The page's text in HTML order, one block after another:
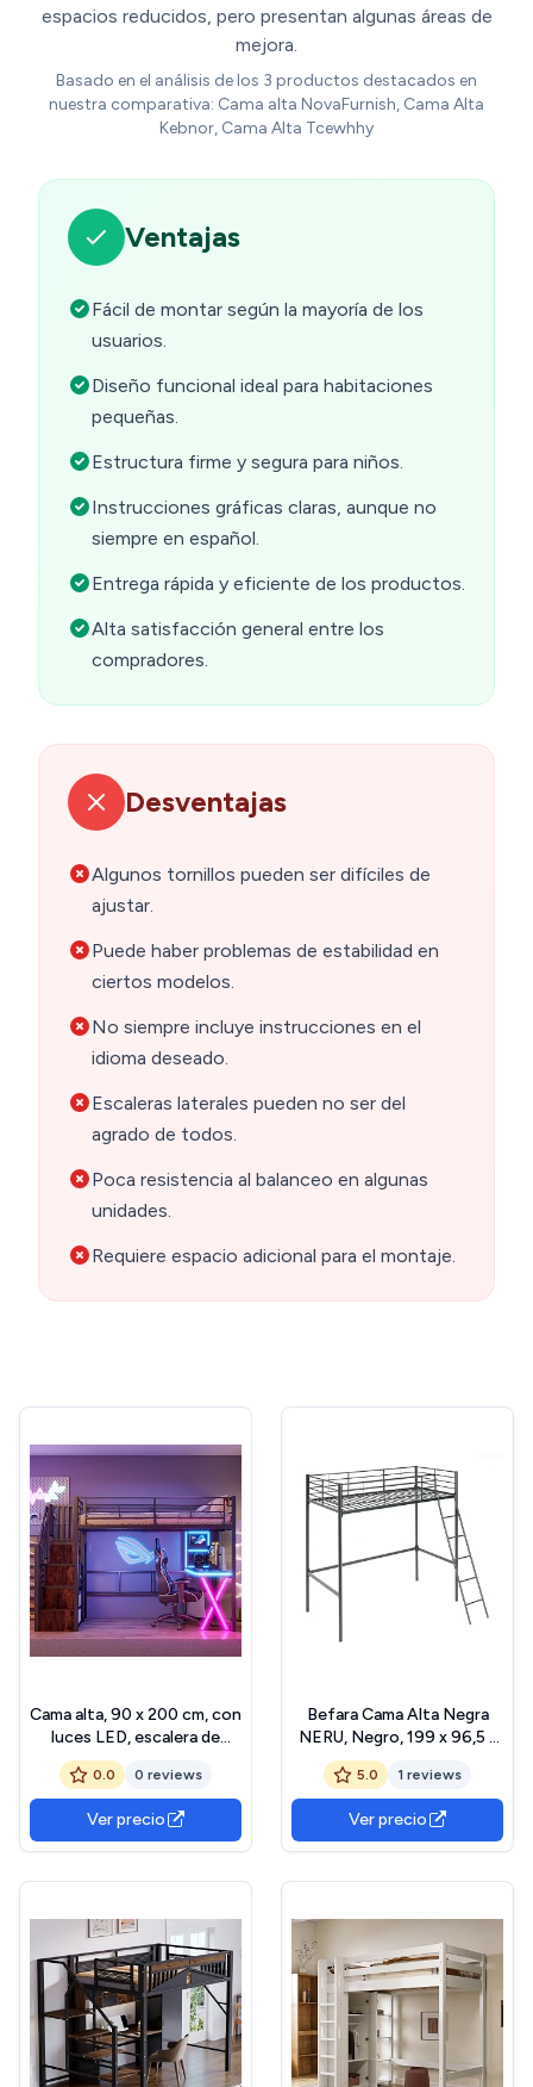
espacios reducidos, pero presentan algunas áreas de
mejora.
Basado en el análisis de los 3 productos destacados en
nuestra comparativa: Cama alta NovaFurnish, Cama Alta
Kebnor, Cama Alta Tcewhhy
Ventajas
Fácil de montar según la mayoría de los
usuarios.
Diseño funcional ideal para habitaciones
pequeñas.
Estructura firme y segura para niños.
Instrucciones gráficas claras, aunque no
siempre en español.
Entrega rápida y eficiente de los productos.
Alta satisfacción general entre los
compradores.
Desventajas
Algunos tornillos pueden ser difíciles de
ajustar.
Puede haber problemas de estabilidad en
ciertos modelos.
No siempre incluye instrucciones en el
idioma deseado.
Escaleras laterales pueden no ser del
agrado de todos.
Poca resistencia al balanceo en algunas
unidades.
Requiere espacio adicional para el montaje.
Cama alta, 90 x 200 cm, con
luces LED, escalera de
almacenamiento, escritorio,
armario, estanterías, sin
colchón, color negro
0.0 0 reviews
Ver precio
Befara Cama Alta Negra
NERU, Negro, 199 x 96,5 x
185,5 cm, Cama Alta
metálica
5.0 1 reviews
Ver precio